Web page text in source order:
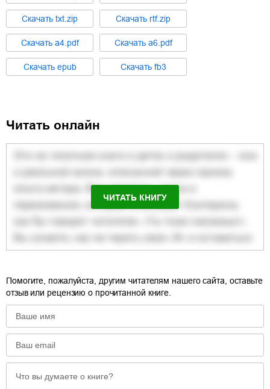
Cкачать txt.zip Cкачать rtf.zip
Cкачать a4.pdf Cкачать a6.pdf
Cкачать epub Cкачать fb3
Читать онлайн
ЧИТАТЬ КНИГУ
Помогите, пожалуйста, другим читателям нашего сайта, оставьте
отзыв или рецензию о прочитанной книге.